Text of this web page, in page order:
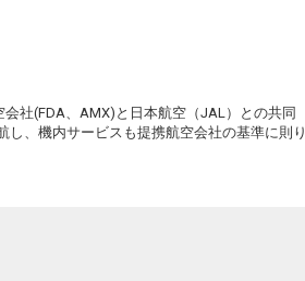
社(FDA、AMX)と日本航空（JAL）との共同
、機内サービスも提携航空会社の基準に則り